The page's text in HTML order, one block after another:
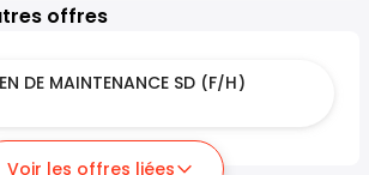
Voir les offres liées
offres
DE MAINTENANCE SD (F/H)